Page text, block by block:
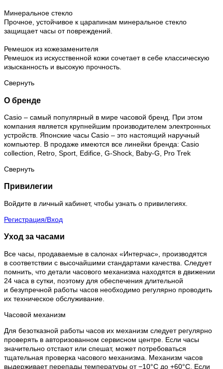
Минеральное стекло
Прочное, устойчивое к царапинам минеральное стекло
защищает часы от повреждений.
Ремешок из кожезаменителя
Ремешок из искусственной кожи сочетает в себе классическую
изысканность и высокую прочность.
Свернуть
О бренде
Casio – самый популярный в мире часовой бренд. При этом
компания является крупнейшим производителем электронных
устройств. Японские часы Casio – это настоящий наручный
компьютер. В продаже имеются все линейки бренда: Casio
collection, Retro, Sport, Edifice, G-Shock, Baby-G, Pro Trek
Свернуть
Привилегии
Войдите в личный кабинет, чтобы узнать о привилегиях.
Регистрация/Вход
Уход за часами
Все часы, продаваемые в салонах «Интерчас», производятся
в соответствии с высочайшими стандартами качества. Следует
помнить, что детали часового механизма находятся в движении
24 часа в сутки, поэтому для обеспечения длительной
и безупречной работы часов необходимо регулярно проводить
их техническое обслуживание.
Часовой механизм
Для безотказной работы часов их механизм следует регулярно
проверять в авторизованном сервисном центре. Если часы
значительно отстают или спешат, может потребоваться
тщательная проверка часового механизма. Механизм часов
выдерживает перепады температуры от −10°C до +60°C. Если